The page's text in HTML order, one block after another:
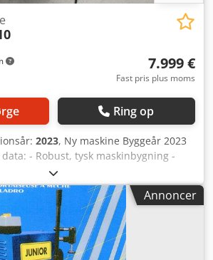
7.999 €
Fast pris plus moms
Ring op
2023, Ny maskine Byggeår 2023
- Robust, tysk maskinbygning -
og præcis dyvelboring med
mobil boremotor - Køreenhed for
afstivet støbejernsbord, 700 x 380
Af Aekr - 2 stk. hånd-excenterklemmer
til fastspænding af emner -
med justerbare kugleføringer til
Annoncer